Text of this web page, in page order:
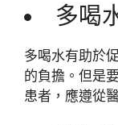
多喝
多喝水有助於
的負擔。但是
患者，應遵從